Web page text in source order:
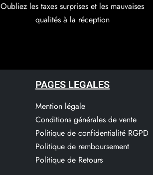
Oubliez les taxes surprises et les mauvaises
qualités à la réception
PAGES LEGALES
Mention légale
Conditions générales de vente
Politique de confidentialité RGPD
Politique de remboursement
Politique de Retours